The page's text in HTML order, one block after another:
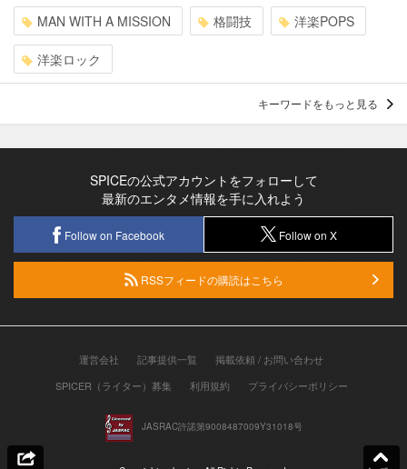
MAN WITH A MISSION 格闘技 洋楽POPS
洋楽ロック
キーワードをもっと見る
SPICEの公式アカウントをフォローして
最新のエンタメ情報を手に入れよう
Follow on Facebook Follow on X
RSSフィードの購読はこちら
運営会社 記事提供一覧
掲載依頼 / お問い合わせ
SPICER（ライター）募集
利用規約 プライバシーポリシー
JASRAC許諾第9008487009Y31018号